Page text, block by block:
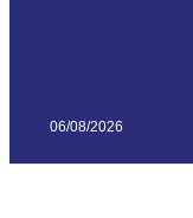
06/08/2026